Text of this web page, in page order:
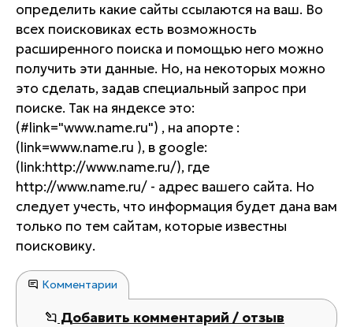
определить какие сайты ссылаются на ваш. Во
всех поисковиках есть возможность
расширенного поиска и помощью него можно
получить эти данные. Но, на некоторых можно
это сделать, задав специальный запрос при
поиске. Так на яндексе это:
(#link="www.name.ru") , на апорте :
(link=www.name.ru ), в google:
(link:http://www.name.ru/), где
http://www.name.ru/ - адрес вашего сайта. Но
следует учесть, что информация будет дана вам
только по тем сайтам, которые известны
поисковику.
Комментарии
Добавить комментарий / отзыв